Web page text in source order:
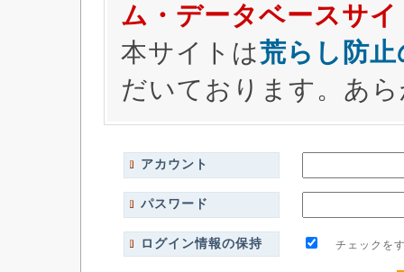
ム・データベースサ
本サイトは荒らし防
だいております。あ
アカウント
パスワード
ログイン情報の保持 チェックをす